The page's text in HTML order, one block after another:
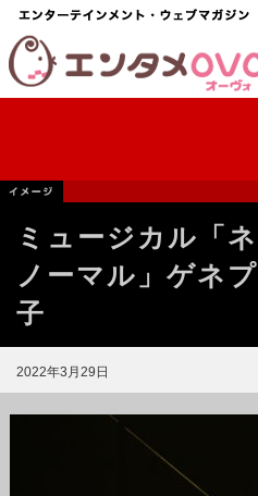
ミュージカル「
ノーマル」ゲネ
子
2022年3月29日